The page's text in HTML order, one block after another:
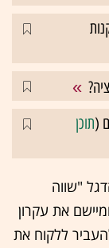
(תוכן
פרויקט הדגל "שווה
את עקרון
ללקוח את